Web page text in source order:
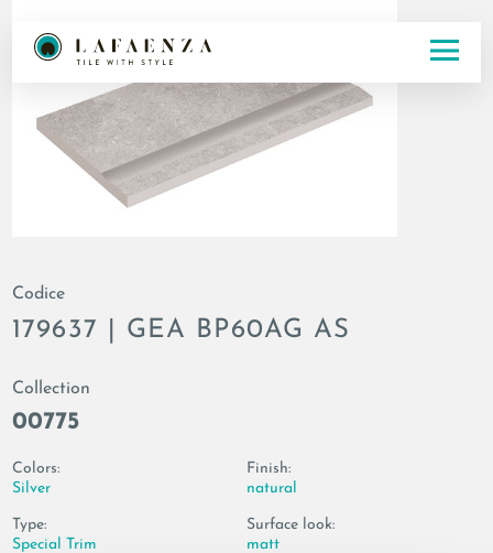
Codice
179637 | GEA BP60AG AS
Collection
00775
Colors:
Silver
Type:
Special Trim
Finish:
natural
Surface look:
matt